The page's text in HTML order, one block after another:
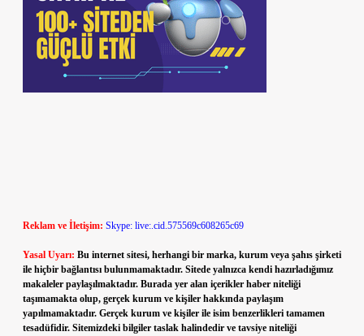
Reklam ve İletişim: Skype: live:.cid.575569c608265c69
Yasal Uyarı: Bu internet sitesi, herhangi bir marka, kurum veya şahıs şirketi
ile hiçbir bağlantısı bulunmamaktadır. Sitede yalnızca kendi hazırladığımız
makaleler paylaşılmaktadır. Burada yer alan içerikler haber niteliği
taşımamakta olup, gerçek kurum ve kişiler hakkında paylaşım
yapılmamaktadır. Gerçek kurum ve kişiler ile isim benzerlikleri tamamen
tesadüfidir. Sitemizdeki bilgiler taslak halindedir ve tavsiye niteliği